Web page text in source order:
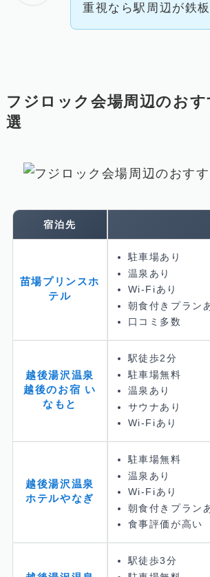
重視なら駅周辺が鉄板
フジロック会場周辺のお
選
宿泊先
苗場プリンスホ
テル
駐車場あり
温泉あり
Wi-Fiあり
朝食付きプラン
口コミ多数
越後湯沢温泉
越後のお宿 い
なもと
駅徒歩2分
駐車場無料
温泉あり
サウナあり
Wi-Fiあり
越後湯沢温泉
ホテルやなぎ
駐車場無料
温泉あり
Wi-Fiあり
朝食付きプラン
食事評価が高い
駅徒歩3分